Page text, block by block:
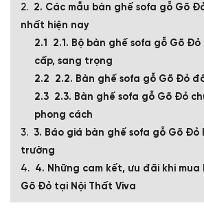
2. Các mẫu bàn ghế sofa gỗ Gõ
nhất hiện nay
2.1. Bộ bàn ghế sofa gỗ Gõ
cấp, sang trọng
2.2. Bàn ghế sofa gỗ Gõ Đỏ
2.3. Bàn ghế sofa gỗ Gõ Đỏ
phong cách
3. Báo giá bàn ghế sofa gỗ Gõ
trường
4. Những cam kết, ưu đãi khi
Gõ Đỏ tại Nội Thất Viva